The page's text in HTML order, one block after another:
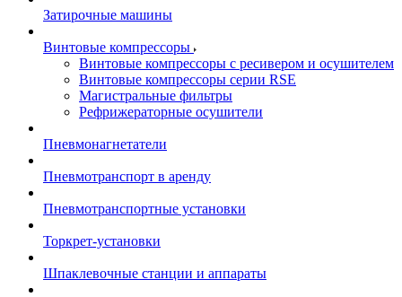
Затирочные машины
Винтовые компрессоры
Винтовые компрессоры с ресивером и осушителем
Винтовые компрессоры серии RSE
Магистральные фильтры
Рефрижераторные осушители
Пневмонагнетатели
Пневмотранспорт в аренду
Пневмотранспортные установки
Торкрет-установки
Шпаклевочные станции и аппараты